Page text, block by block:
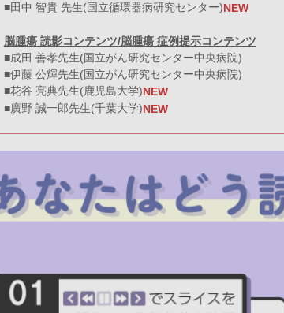
■田中 智貴 先生(国立循環器病研究センター)NEW
脳腫瘍 読影コンテンツ/脳腫瘍 症例提示コンテンツ
■成田 善孝先生(国立がん研究センター中央病院)
■伊藤 公輝先生(国立がん研究センター中央病院)
■花谷 亮典先生(鹿児島大学)NEW
■廣野 誠一郎先生(千葉大学)NEW